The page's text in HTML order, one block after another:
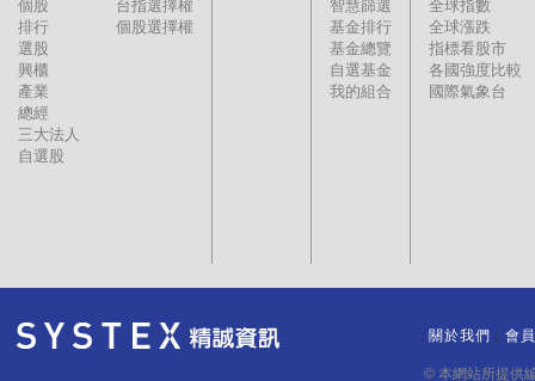
個股
排行
選股
興櫃
產業
總經
三大法人
自選股
台指選擇權
個股選擇權
智慧篩選
基金排行
基金總覽
自選基金
我的組合
全球指數
全球漲跌
指標看股市
各國強度比較
國際氣象台
關於我們 會
© 本網站所提供